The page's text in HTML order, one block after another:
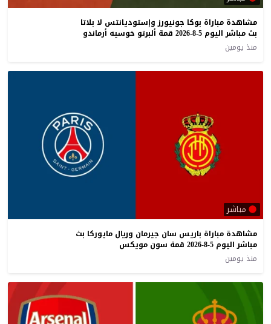
مشاهدة مباراة بوكا جونيورز وإستوديانتس لا بلاتا
بث مباشر اليوم 5-8-2026 قمة ألبرتو خوسيه أرماندو
منذ يومين
مباشر
مشاهدة مباراة باريس سان جيرمان وريال مايوركا بث
مباشر اليوم 5-8-2026 قمة سون مويكس
منذ يومين